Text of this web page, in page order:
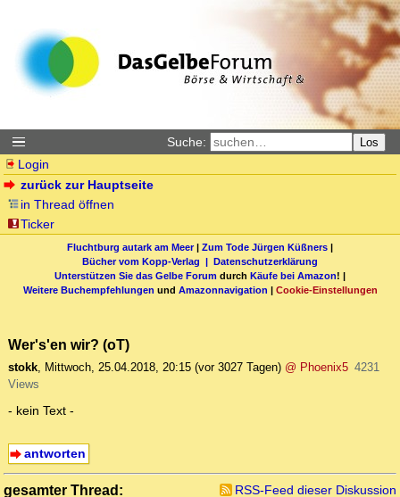
Suche: Los
Login
zurück zur Hauptseite
in Thread öffnen
Ticker
Fluchtburg autark am Meer| Zum Tode Jürgen Küßners |
Bücher vom Kopp-Verlag | Datenschutzerklärung
Unterstützen Sie das Gelbe Forum durch Käufe bei Amazon! |
Weitere Buchempfehlungen und Amazonnavigation | Cookie-Einstellungen
Wer's'en wir? (oT)
stokk, Mittwoch, 25.04.2018, 20:15 (vor 3027 Tagen) @ Phoenix5 4231
Views
- kein Text -
antworten
gesamter Thread:
RSS-Feed dieser Diskussion